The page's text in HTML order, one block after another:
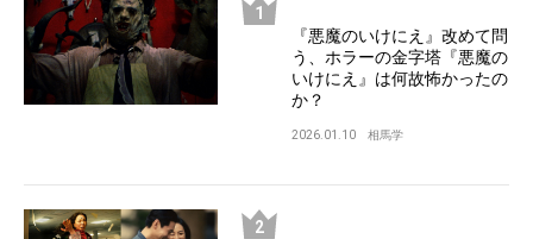
『悪魔のいけにえ』改めて問
う、ホラーの金字塔『悪魔の
いけにえ』は何故怖かったの
か？
2026.01.10 相馬学